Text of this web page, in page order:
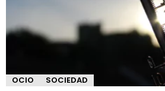
OCIO SOCIEDAD